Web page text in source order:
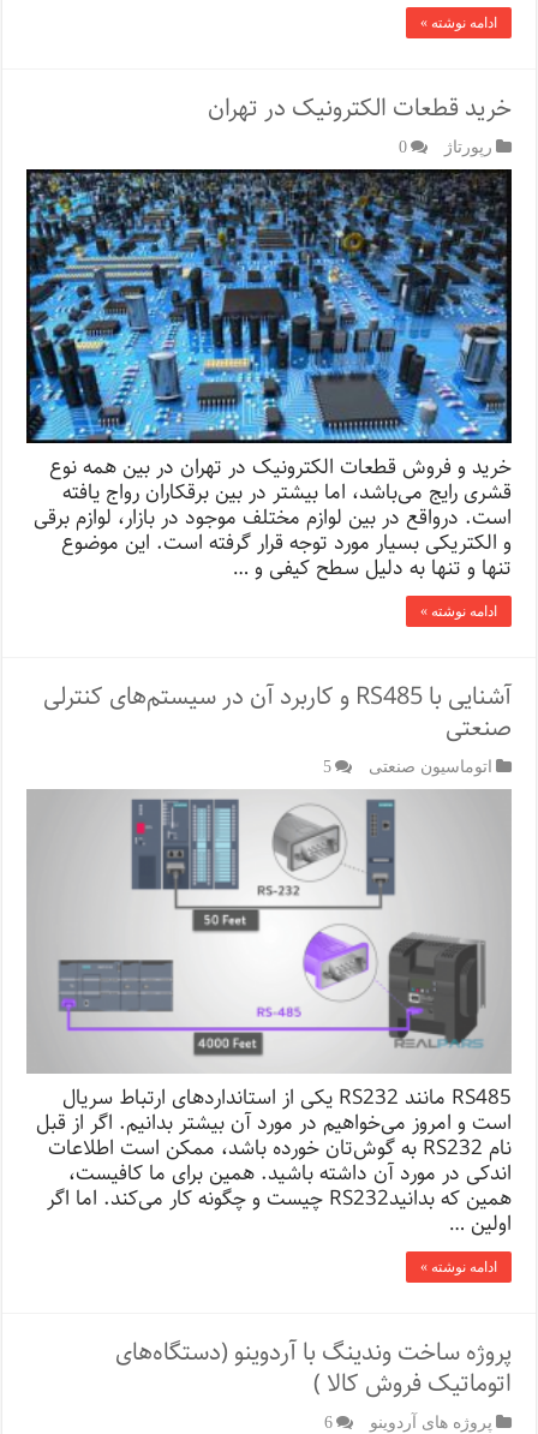
ادامه نوشته »
خرید قطعات الکترونیک در تهران
رپورتاژ‌ 0
خرید و فروش قطعات الکترونیک در تهران در بین همه نوع
قشری رایج می‌باشد، اما بیشتر در بین برقکاران رواج یافته
است. در‌واقع در بین لوازم مختلف موجود در بازار، لوازم برقی
و الکتریکی بسیار مورد توجه قرار گرفته است. این موضوع
تنها و تنها به دلیل سطح کیفی و …
ادامه نوشته »
آشنایی با RS485 و کاربرد آن در سیستم‌‌های کنترلی
صنعتی
اتوماسیون صنعتی 5
RS485 مانند RS232 یکی از استانداردهای ارتباط سریال
است و امروز می‌خواهیم در مورد آن بیشتر بدانیم. اگر از قبل
نام RS232 به گوش‌تان خورده باشد، ممکن است اطلاعات
اندکی در مورد آن داشته باشید. همین برای ما کافیست،
همین که بدانیدRS232 چیست و چگونه کار می‌کند. اما اگر
اولین …
ادامه نوشته »
پروژه ساخت وندینگ با آردوینو (دستگاه‌های
اتوماتیک فروش کالا )
پروژه های آردوینو 6